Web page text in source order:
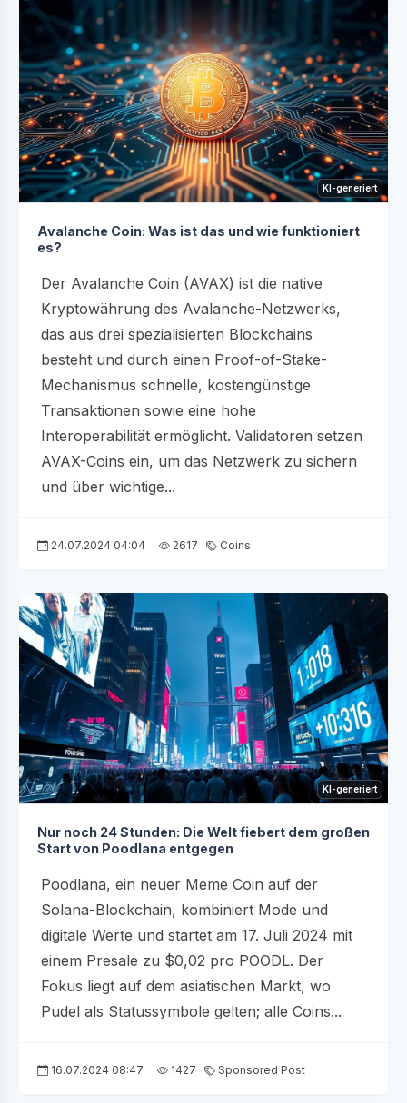
KI-generiert
Avalanche Coin: Was ist das und wie funktioniert
es?
Der Avalanche Coin (AVAX) ist die native
Kryptowährung des Avalanche-Netzwerks,
das aus drei spezialisierten Blockchains
besteht und durch einen Proof-of-Stake-
Mechanismus schnelle, kostengünstige
Transaktionen sowie eine hohe
Interoperabilität ermöglicht. Validatoren setzen
AVAX-Coins ein, um das Netzwerk zu sichern
und über wichtige...
24.07.2024 04:04 2617 Coins
KI-generiert
Nur noch 24 Stunden: Die Welt fiebert dem großen
Start von Poodlana entgegen
Poodlana, ein neuer Meme Coin auf der
Solana-Blockchain, kombiniert Mode und
digitale Werte und startet am 17. Juli 2024 mit
einem Presale zu $0,02 pro POODL. Der
Fokus liegt auf dem asiatischen Markt, wo
Pudel als Statussymbole gelten; alle Coins...
16.07.2024 08:47 1427 Sponsored Post